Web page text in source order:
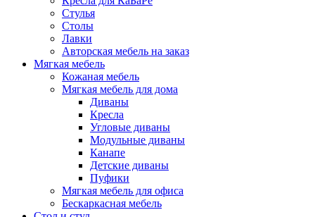
Стулья
Столы
Лавки
Авторская мебель на заказ
Мягкая мебель
Кожаная мебель
Мягкая мебель для дома
Диваны
Кресла
Угловые диваны
Модульные диваны
Канапе
Детские диваны
Пуфики
Мягкая мебель для офиса
Бескаркасная мебель